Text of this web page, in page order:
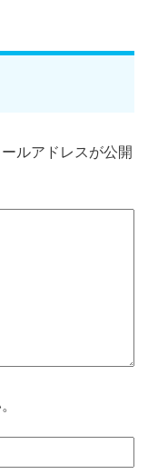
ルアドレスが公開